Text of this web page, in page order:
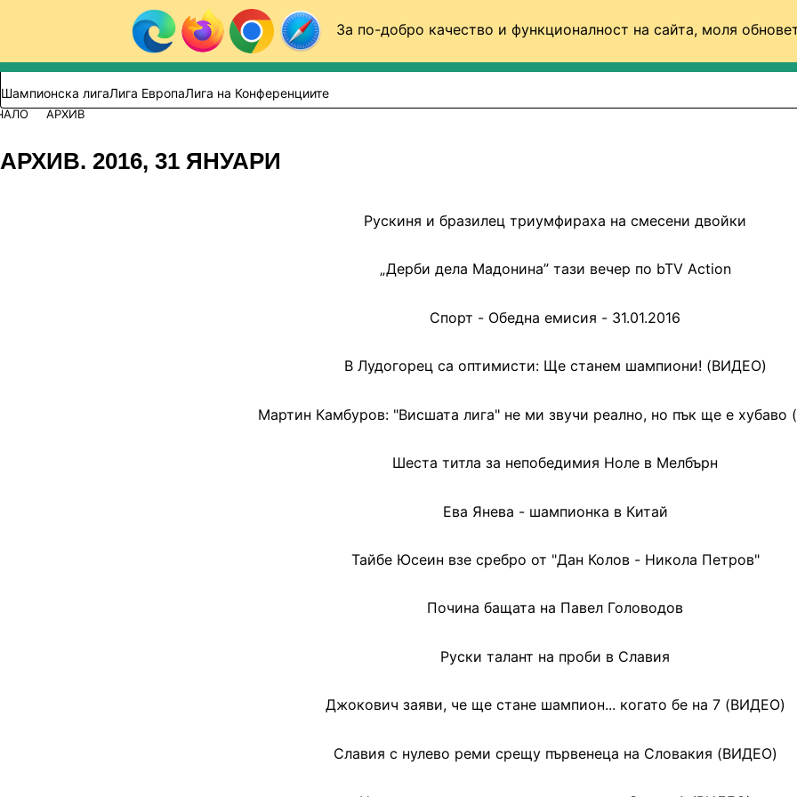
За по-добро качество и функционалност на сайта, моля
Към съдържанието
Търси в сайта
ВИДЕО ФУТБОЛ (БГ)
Шампионска лигаЛига ЕвропаЛига на Конференциите
АРХИВ
АРХИВ. 2016, 31 ЯНУАРИ
Рускиня и бразилец триумфираха на смесени двойки
„Дерби дела Мадонина” тази вечер по bTV Action
Спорт - Обедна емисия - 31.01.2016
В Лудогорец са оптимисти: Ще станем шампиони! (ВИДЕО)
Мартин Камбуров: "Висшата лига" не ми звучи реално, но пък ще е
Шеста титла за непобедимия Ноле в Мелбърн
Ева Янева - шампионка в Китай
Тайбе Юсеин взе сребро от "Дан Колов - Никола Петров"
Почина бащата на Павел Головодов
Руски талант на проби в Славия
Джокович заяви, че ще стане шампион... когато бе на 7 (ВИДЕО)
Славия с нулево реми срещу първенеца на Словакия (ВИДЕО)